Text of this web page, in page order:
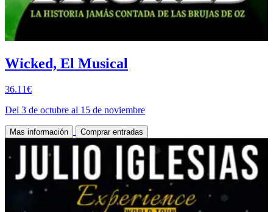
Wicked, El Musical
36.11€
Del 3 de octubre al 15 de noviembre
Mas información Comprar entradas